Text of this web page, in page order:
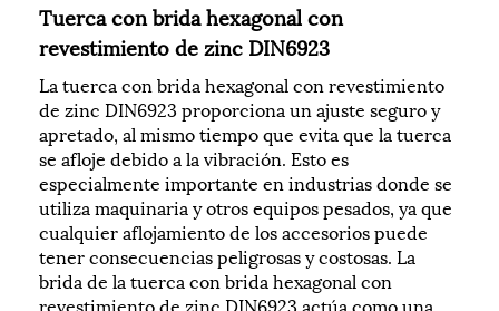
Tuerca con brida hexagonal con
revestimiento de zinc DIN6923
La tuerca con brida hexagonal con revestimiento
de zinc DIN6923 proporciona un ajuste seguro y
apretado, al mismo tiempo que evita que la tuerca
se afloje debido a la vibración. Esto es
especialmente importante en industrias donde se
utiliza maquinaria y otros equipos pesados, ya que
cualquier aflojamiento de los accesorios puede
tener consecuencias peligrosas y costosas. La
brida de la tuerca con brida hexagonal con
revestimiento de zinc DIN6923 actúa como una